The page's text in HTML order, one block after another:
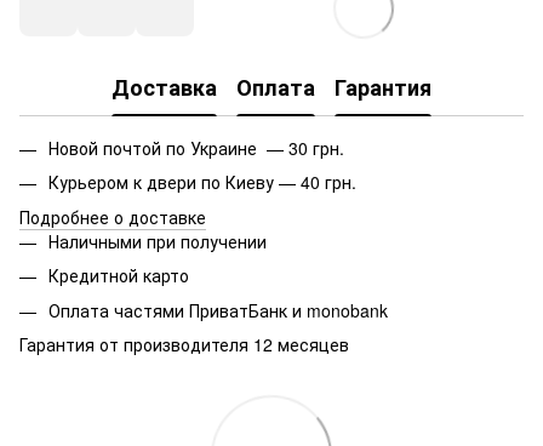
Доставка Оплата Гарантия
Новой почтой по Украине — 30 грн.
Курьером к двери по Киеву — 40 грн.
Подробнее о доставке
Наличными при получении
Кредитной карто
Оплата частями ПриватБанк и monobank
Гарантия от производителя 12 месяцев